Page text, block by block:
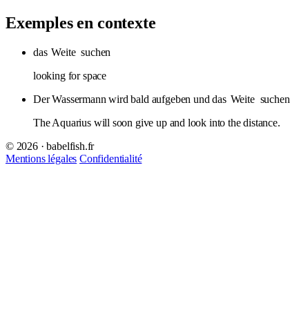
Exemples en contexte
das Weite suchen
looking for space
Der Wassermann wird bald aufgeben und das Weite suchen
The Aquarius will soon give up and look into the distance.
© 2026 · babelfish.fr
Mentions légales Confidentialité